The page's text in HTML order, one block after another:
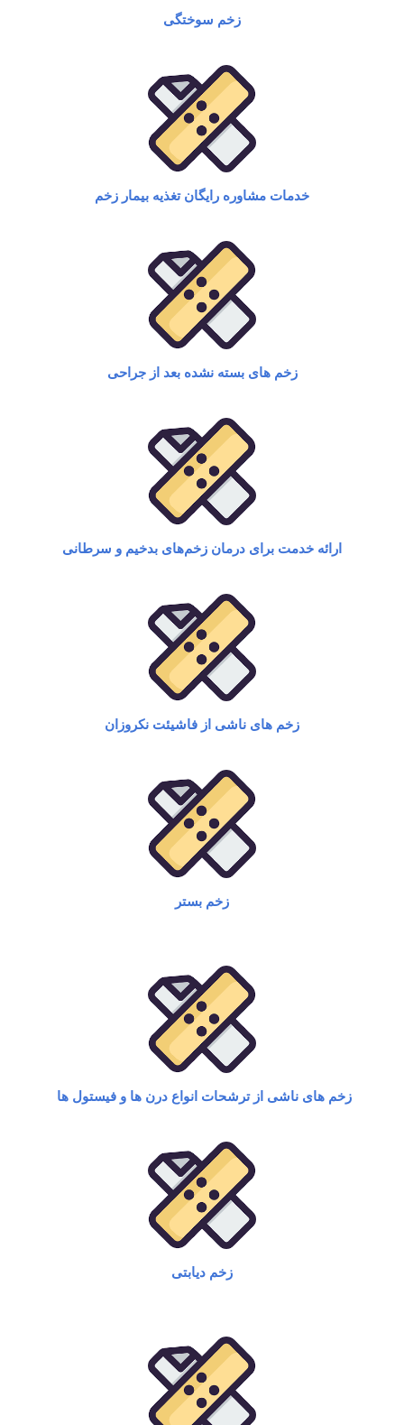
زخم سوختگی​
خدمات مشاوره رایگان تغذیه بیمار زخم​
زخم های بسته نشده بعد از جراحی​
ارائه خدمت برای درمان زخم‌های بدخیم و سرطانی​
زخم های ناشی از فاشیئت نکروزان​
زخم بستر
زخم های ناشی از ترشحات انواع درن ها و فیستول ها ​
زخم دیابتی